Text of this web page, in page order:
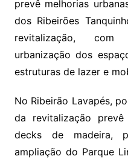
prevê melhorias
dos Ribeirões
revitalização, com
urbanização dos
estruturas de lazer e
No Ribeirão Lavapés,
da revitalização
decks de madeira,
ampliação do Parque